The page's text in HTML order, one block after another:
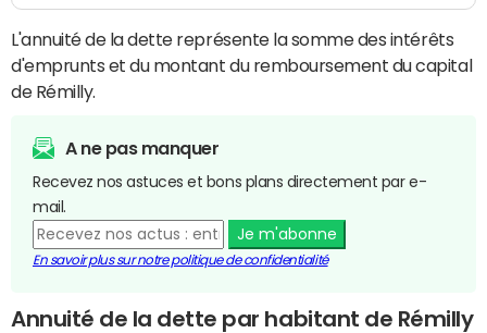
L'annuité de la dette représente la somme des intérêts
d'emprunts et du montant du remboursement du capital
de Rémilly.
A ne pas manquer
Recevez nos astuces et bons plans directement par e-
mail.
Je m'abonne
En savoir plus sur notre politique de confidentialité
Annuité de la dette par habitant de Rémilly